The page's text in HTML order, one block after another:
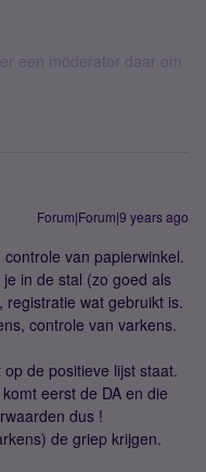
een moderator daar om
Forum|Forum|9 years ago
van papierwinkel.
in de stal (zo goed als
wat gebruikt is.
controle van varkens.
de positieve lijst staat.
eerst de DA en die
dus !
de griep krijgen.